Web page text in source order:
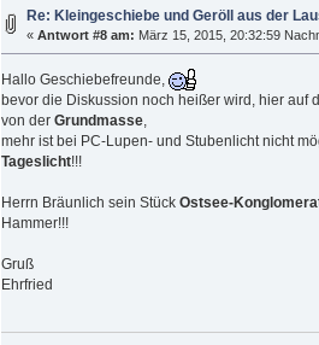
Re: Kleingeschiebe und Geröll aus der
«Antwort #8 am: März 15, 2015, 20:32:59
Hallo Geschiebefreunde,
bevor die Diskussion noch heißer wird, hier auf
von der Grundmasse,
mehr ist bei PC-Lupen- und Stubenlicht nicht
Tageslicht!!!
Herrn Bräunlich sein Stück Ostsee-
Hammer!!!
Gruß
Ehrfried